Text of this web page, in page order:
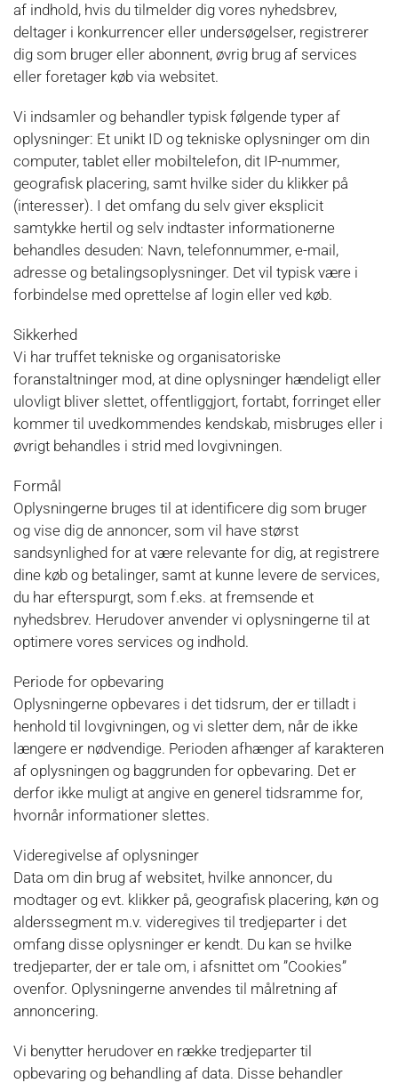
af indhold, hvis du tilmelder dig vores nyhedsbrev,
deltager i konkurrencer eller undersøgelser, registrerer
dig som bruger eller abonnent, øvrig brug af services
eller foretager køb via websitet.
Vi indsamler og behandler typisk følgende typer af
oplysninger: Et unikt ID og tekniske oplysninger om din
computer, tablet eller mobiltelefon, dit IP-nummer,
geografisk placering, samt hvilke sider du klikker på
(interesser). I det omfang du selv giver eksplicit
samtykke hertil og selv indtaster informationerne
behandles desuden: Navn, telefonnummer, e-mail,
adresse og betalingsoplysninger. Det vil typisk være i
forbindelse med oprettelse af login eller ved køb.
Sikkerhed
Vi har truffet tekniske og organisatoriske
foranstaltninger mod, at dine oplysninger hændeligt eller
ulovligt bliver slettet, offentliggjort, fortabt, forringet eller
kommer til uvedkommendes kendskab, misbruges eller i
øvrigt behandles i strid med lovgivningen.
Formål
Oplysningerne bruges til at identificere dig som bruger
og vise dig de annoncer, som vil have størst
sandsynlighed for at være relevante for dig, at registrere
dine køb og betalinger, samt at kunne levere de services,
du har efterspurgt, som f.eks. at fremsende et
nyhedsbrev. Herudover anvender vi oplysningerne til at
optimere vores services og indhold.
Periode for opbevaring
Oplysningerne opbevares i det tidsrum, der er tilladt i
henhold til lovgivningen, og vi sletter dem, når de ikke
længere er nødvendige. Perioden afhænger af karakteren
af oplysningen og baggrunden for opbevaring. Det er
derfor ikke muligt at angive en generel tidsramme for,
hvornår informationer slettes.
Videregivelse af oplysninger
Data om din brug af websitet, hvilke annoncer, du
modtager og evt. klikker på, geografisk placering, køn og
alderssegment m.v. videregives til tredjeparter i det
omfang disse oplysninger er kendt. Du kan se hvilke
tredjeparter, der er tale om, i afsnittet om ”Cookies”
ovenfor. Oplysningerne anvendes til målretning af
annoncering.
Vi benytter herudover en række tredjeparter til
opbevaring og behandling af data. Disse behandler